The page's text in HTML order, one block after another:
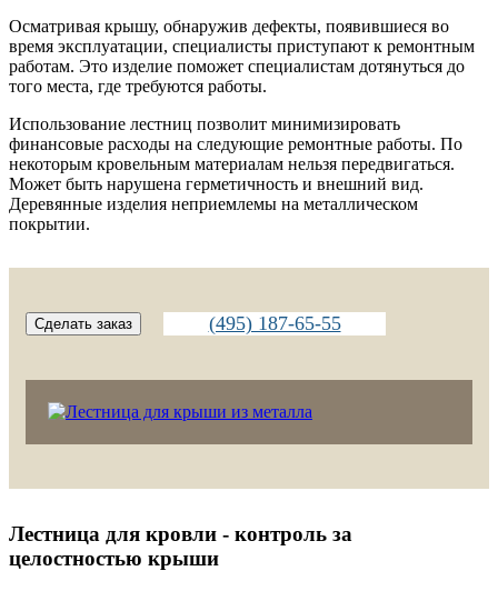
Осматривая крышу, обнаружив дефекты, появившиеся во
время эксплуатации, специалисты приступают к ремонтным
работам. Это изделие поможет специалистам дотянуться до
того места, где требуются работы.
Использование лестниц позволит минимизировать
финансовые расходы на следующие ремонтные работы. По
некоторым кровельным материалам нельзя передвигаться.
Может быть нарушена герметичность и внешний вид.
Деревянные изделия неприемлемы на металлическом
покрытии.
Сделать заказ (495) 187-65-55
Лестница для кровли - контроль за
целостностью крыши